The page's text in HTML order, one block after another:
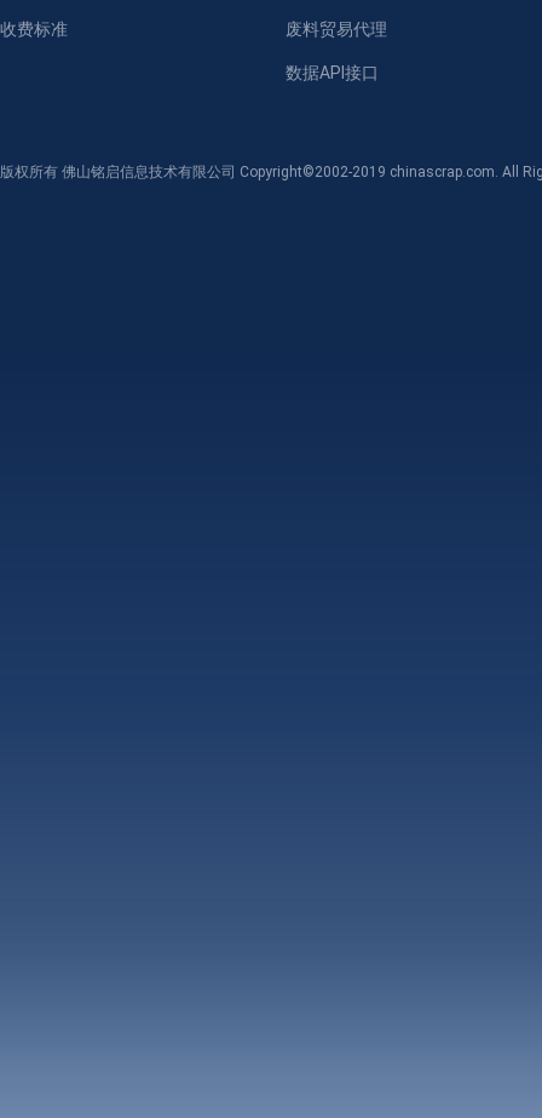
收费标准 废料贸易代理
数据API接口
版权所有 佛山铭启信息技术有限公司 Copyright©2002-2019 chinascrap.com. All